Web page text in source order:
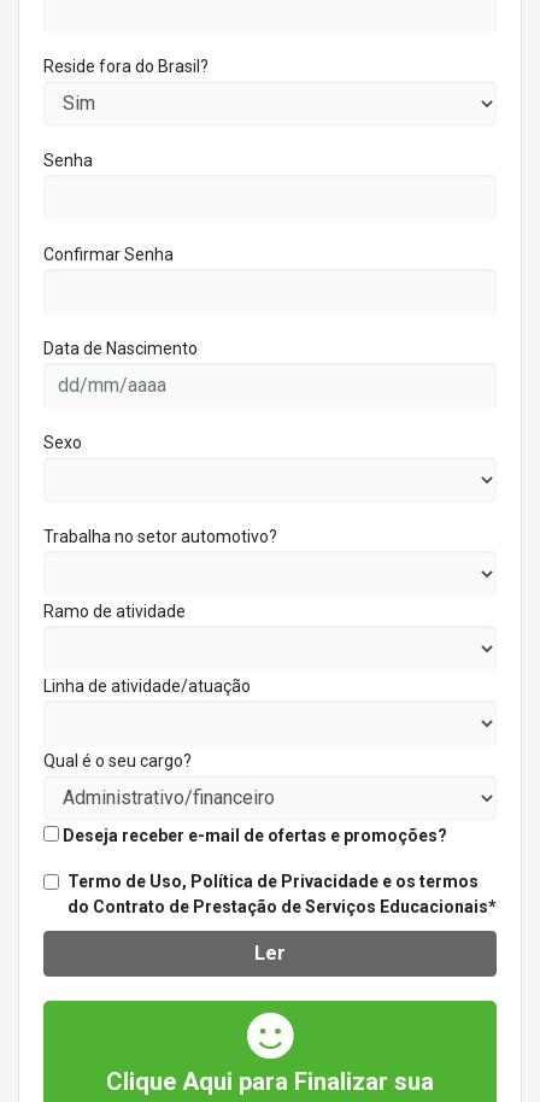
Reside fora do Brasil?
Senha
Confirmar Senha
Data de Nascimento
Sexo
Trabalha no setor automotivo?
Ramo de atividade
Linha de atividade/atuação
Qual é o seu cargo?
Deseja receber e-mail de ofertas e promoções?
Termo de Uso, Política de Privacidade e os termos
do Contrato de Prestação de Serviços Educacionais*
Ler
Clique Aqui para Finalizar sua